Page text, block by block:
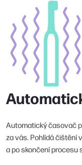
Automatický časovač
za vás. Pohlídá čištění
a po skončení procesu